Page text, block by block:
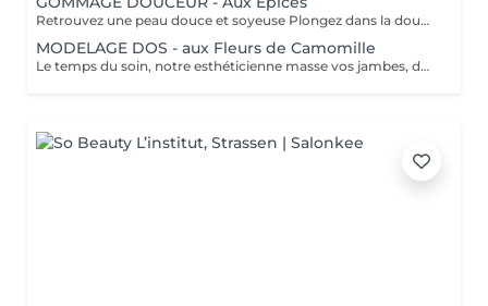
Retrouvez une peau douce et soyeuse Plongez dans la douceur tropicale dIndonésie à travers les notes épicées des huiles essentielles de Girofle et de Muscade. Ce gommage aux effluves chauds et naturels vous transporte tout en exfoliant délicatement votre peau : elle est douce, lumineuse et satinée.
MODELAGE DOS - aux Fleurs de Camomille
Le temps du soin, notre esthéticienne masse vos jambes, des orteils à la taille dans un mouvement tonique qui active la microcirculation et leurs procure un confort sans précédent. Bénéfices : Vos jambes retrouvent fraicheur et légèreté.